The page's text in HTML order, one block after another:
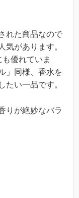
れた商品なので
気があります。
優れていま
」同様、香水を
たい一品です。
りが絶妙なバラ